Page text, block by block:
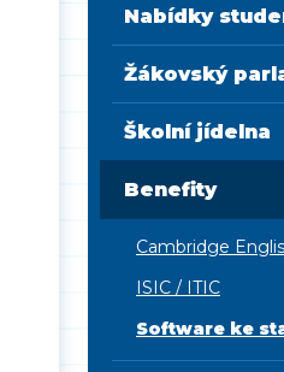
Nabídky
Žákovský
Školní jídelna
Benefity
Cambridge
ISIC / ITIC
Software ke